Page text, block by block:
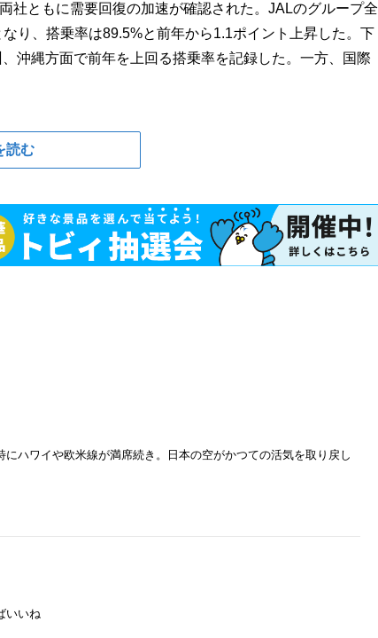
社ともに需要回復の加速が確認された。JALのグループ全
り、搭乗率は89.5%と前年から1.1ポイント上昇した。下
沖縄方面で前年を上回る搭乗率を記録した。一方、国際
読む
ハワイや欧米線が満席続き。日本の空がかつての活気を取り戻し
いいね